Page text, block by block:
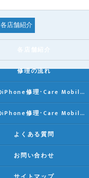
各店舗紹介
修理の流れ
大阪のiPhone修理･Care Mobileの口コミ情報
大阪のiPhone修理･Care Mobileのお客様の声
よくある質問
お問い合わせ